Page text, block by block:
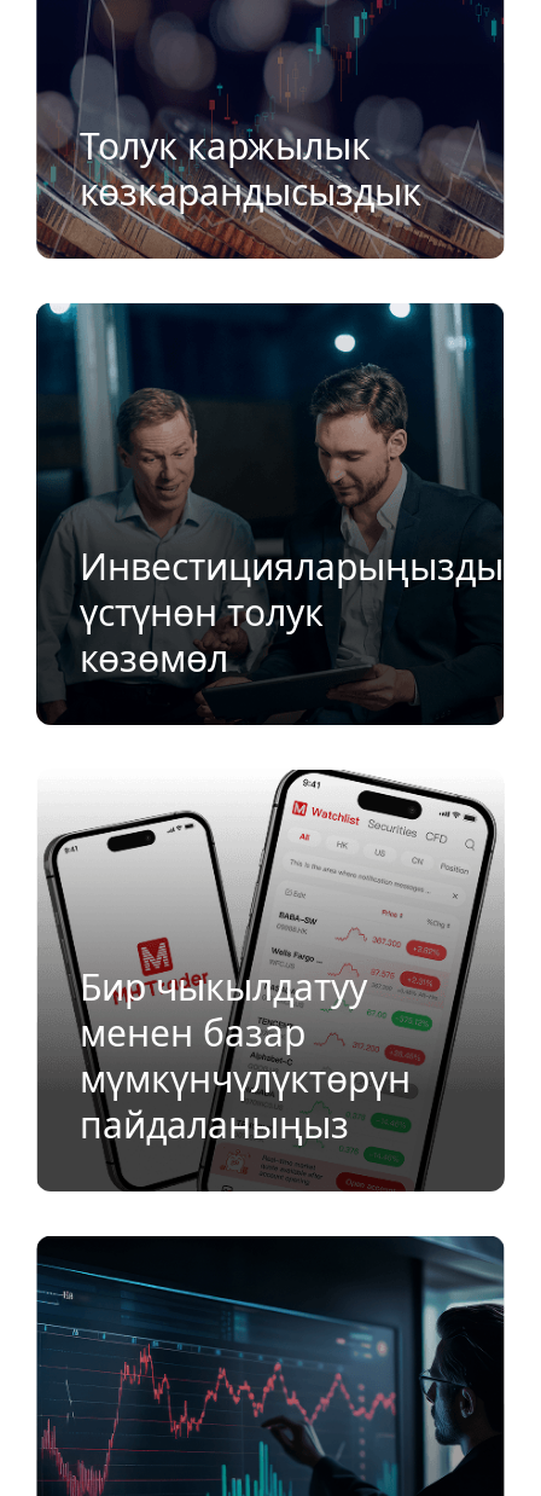
Толук каржылык
көзкарандысыздык
Инвестицияларыңыздын
үстүнөн толук
көзөмөл
Бир чыкылдатуу
менен базар
мүмкүнчүлүктөрүн
пайдаланыңыз